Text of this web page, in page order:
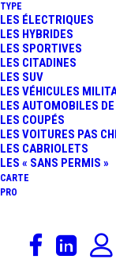
TYPE
LES ÉLECTRIQUES
LES HYBRIDES
LES SPORTIVES
LES CITADINES
LES SUV
LES VÉHICULES
LES AUTOMOBILES DE
LES COUPÉS
LES VOITURES PAS
LES CABRIOLETS
LES « SANS PERMIS »
CARTE
PRO
17 mars 2025
540 CH